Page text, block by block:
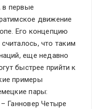
в первые
движение
Его концепцию
что таким
еще недавно
быстрее прийти к
примеры
пары:
Ганновер Четыре